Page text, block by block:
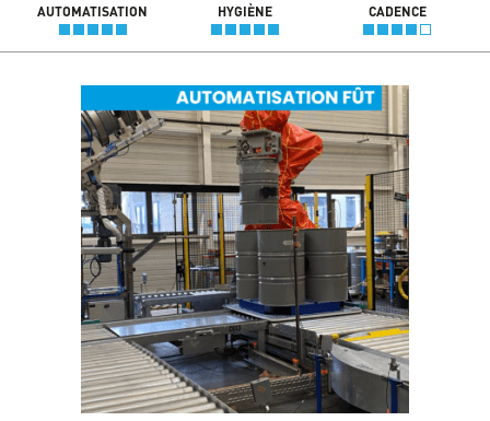
AUTOMATISATION HYGIÈNE CADENCE